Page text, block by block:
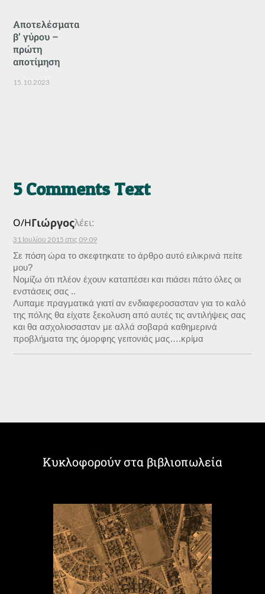
Αποτελέσματα
β’ γύρου –
πρώτη
αποτίμηση
15.10.2023
5 Comments Text
Ο/ΗΓιώργοςλέει:
31 Ιουλίου 2015 στις 09:09
Σε πόση ώρα το σκεφτηκατε το άρθρο αυτό ειλικρινά πείτε
μου?
Νομίζω ότι πλέον έχουν καταπέσει και πιάσει πάτο όλες οι
ενστάσεις σας ..
Λυπαμε πραγματικά γιατί αν ενδιαφεροσασταν για το καλό
της πόλης θα είχατε ξεκολυση από αυτές τις αντιλήψεις σας
και θα ασχολιοσασταν με αλλά σοβαρά καθημερινά
προβλήματα της όμορφης γειτονιάς μας….κρίμα
Κυκλοφορούν στα βιβλιοπωλεία